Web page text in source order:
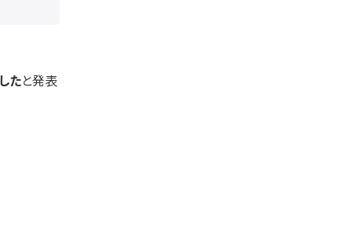
たと発表